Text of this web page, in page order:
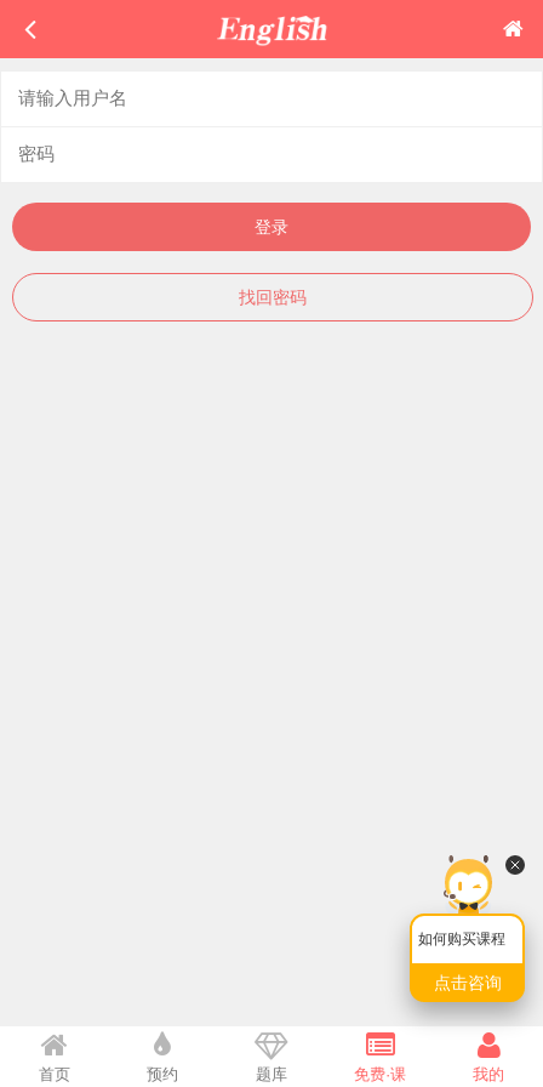
登录
找回密码
如何购买课程
点击咨询
首页 预约 题库 免费·课 我的